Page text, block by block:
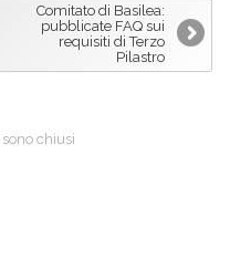
Comitato di Basilea:
pubblicate FAQ sui
requisiti di Terzo
Pilastro
chiusi